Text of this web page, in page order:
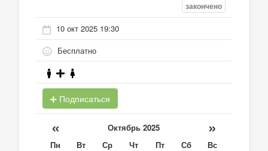
закончено
10 окт 2025 19:30
Бесплатно
Подписаться
« Октябрь 2025 »
Пн Вт Ср Чт Пт Сб
Вс